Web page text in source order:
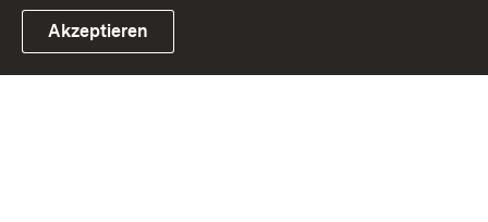
Link zum Landesportal
Akzeptieren